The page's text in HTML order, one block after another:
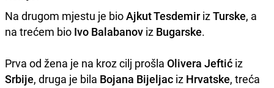
Na drugom mjestu je bioAjkut Tesdemir izTurske, a
na trećem bio Ivo Balabanov iz Bugarske.
Prva od žena je na kroz cilj prošla Olivera Jeftić iz
Srbije, druga je bila Bojana Bijeljac iz Hrvatske, treća